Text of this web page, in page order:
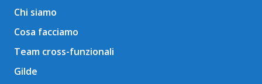
Chi siamo
Cosa facciamo
Team cross-funzionali
Gilde